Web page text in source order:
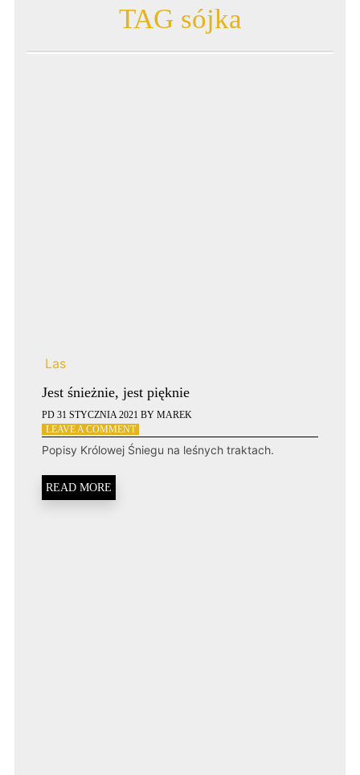
TAG sójka
Las
Jest śnieżnie, jest pięknie
PD 31 STYCZNIA 2021 BY MAREK
LEAVE A COMMENTON
ŚNIEŻNIE,
Popisy Królowej Śniegu na leśnych traktach.
READ MORE